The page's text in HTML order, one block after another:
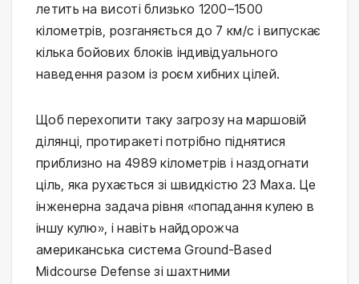
летить на висоті близько 1200–1500
кілометрів, розганяється до 7 км/с і випускає
кілька бойових блоків індивідуального
наведення разом із роєм хибних цілей.
Щоб перехопити таку загрозу на маршовій
ділянці, протиракеті потрібно піднятися
приблизно на 4989 кілометрів і наздогнати
ціль, яка рухається зі швидкістю 23 Маха. Це
інженерна задача рівня «попадання кулею в
іншу кулю», і навіть найдорожча
американська система Ground-Based
Midcourse Defense зі шахтними